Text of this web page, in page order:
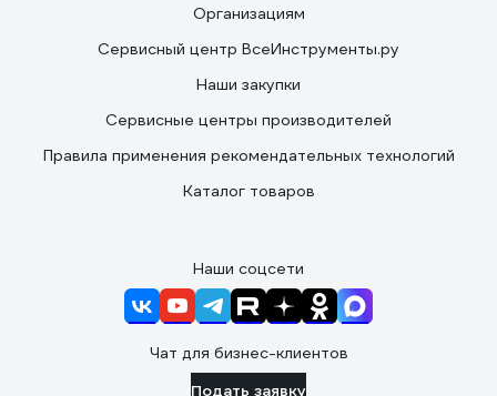
Организациям
Сервисный центр ВсеИнструменты.ру
Наши закупки
Сервисные центры производителей
Правила применения рекомендательных технологий
Каталог товаров
Наши соцсети
Чат для бизнес-клиентов
Подать заявку